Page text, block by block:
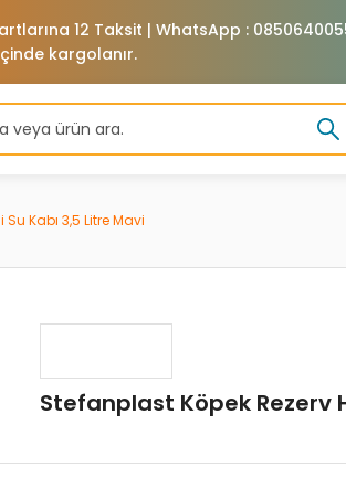
12 Taksit | WhatsApp :
kargolanır.
Kabı 3,5 Litre Mavi
Stefanplast Köpek Rezerv